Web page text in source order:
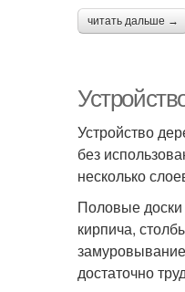
читать дальше →
Устройство
без
несколько
Половые доски
кирпича,
достаточно